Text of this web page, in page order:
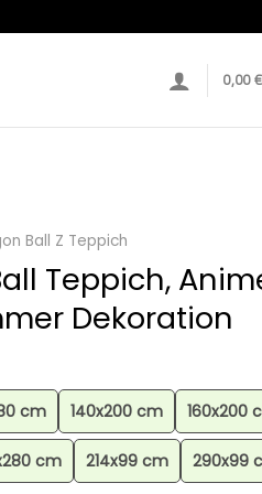
0,00€
Ball Z Teppich
Teppich,
Dekoration
cm 140x200 cm 160x200
cm 214x99 cm 290x99